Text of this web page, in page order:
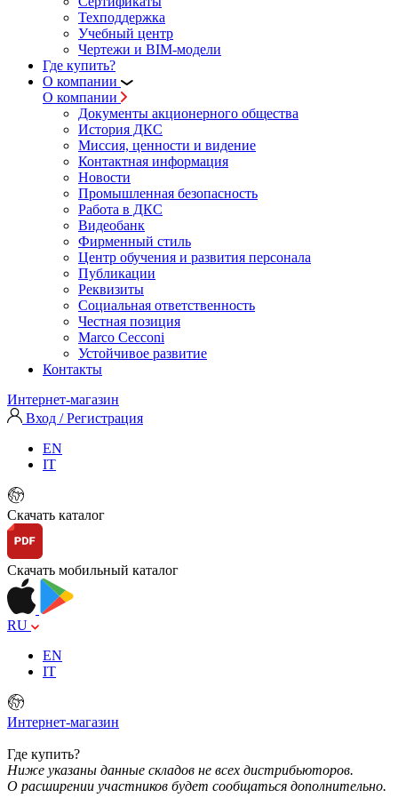
Техподдержка
Учебный центр
Чертежи и BIM-модели
Где купить?
О компании
О компании
Документы акционерного общества
История ДКС
Миссия, ценности и видение
Контактная информация
Новости
Промышленная безопасность
Работа в ДКС
Видеобанк
Фирменный стиль
Центр обучения и развития персонала
Публикации
Реквизиты
Социальная ответственность
Честная позиция
Marco Cecconi
Устойчивое развитие
Контакты
Интернет-магазин
Вход / Регистрация
EN
IT
Скачать каталог
Скачать мобильный каталог
RU
EN
IT
Интернет-магазин
Где купить?
Ниже указаны данные складов не всех дистрибьюторов.
О расширении участников будет сообщаться дополнительно.